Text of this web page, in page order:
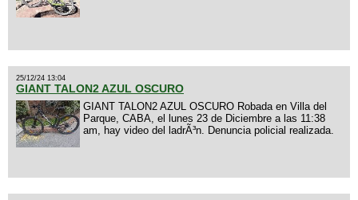
25/12/24 13:04
GIANT TALON2 AZUL OSCURO
GIANT TALON2 AZUL OSCURO Robada en Villa del
Parque, CABA, el lunes 23 de Diciembre a las 11:38
am, hay video del ladrÃ³n. Denuncia policial realizada.